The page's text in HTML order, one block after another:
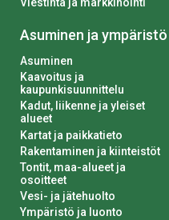
Asuminen ja ympäristö
Asuminen
Kaavoitus ja
kaupunkisuunnittelu
Kadut, liikenne ja yleiset
alueet
Kartat ja paikkatieto
Rakentaminen ja kiinteistöt
Tontit, maa-alueet ja
osoitteet
Vesi- ja jätehuolto
Ympäristö ja luonto